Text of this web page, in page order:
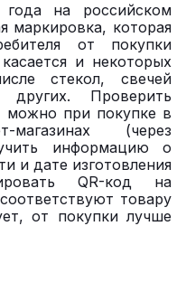
на российском
маркировка, которая
от покупки
и некоторых
стекол, свечей
Проверить
можно при покупке в
(через
информацию о
и дате изготовления
QR-код на
товару
от покупки лучше